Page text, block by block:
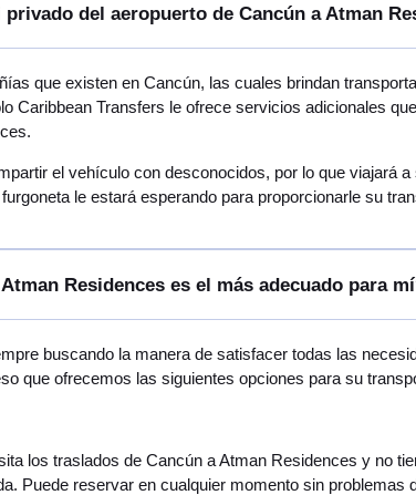
del aeropuerto de Cancún a Atman
que existen en Cancún, las cuales brindan
Caribbean Transfers le ofrece servicios adicionales
el vehículo con desconocidos, por lo que viajará
le estará esperando para proporcionarle su
Residences es el más adecuado para
buscando la manera de satisfacer todas las
que ofrecemos las siguientes opciones para su
los traslados de Cancún a Atman Residences y no
Puede reservar en cualquier momento sin problemas